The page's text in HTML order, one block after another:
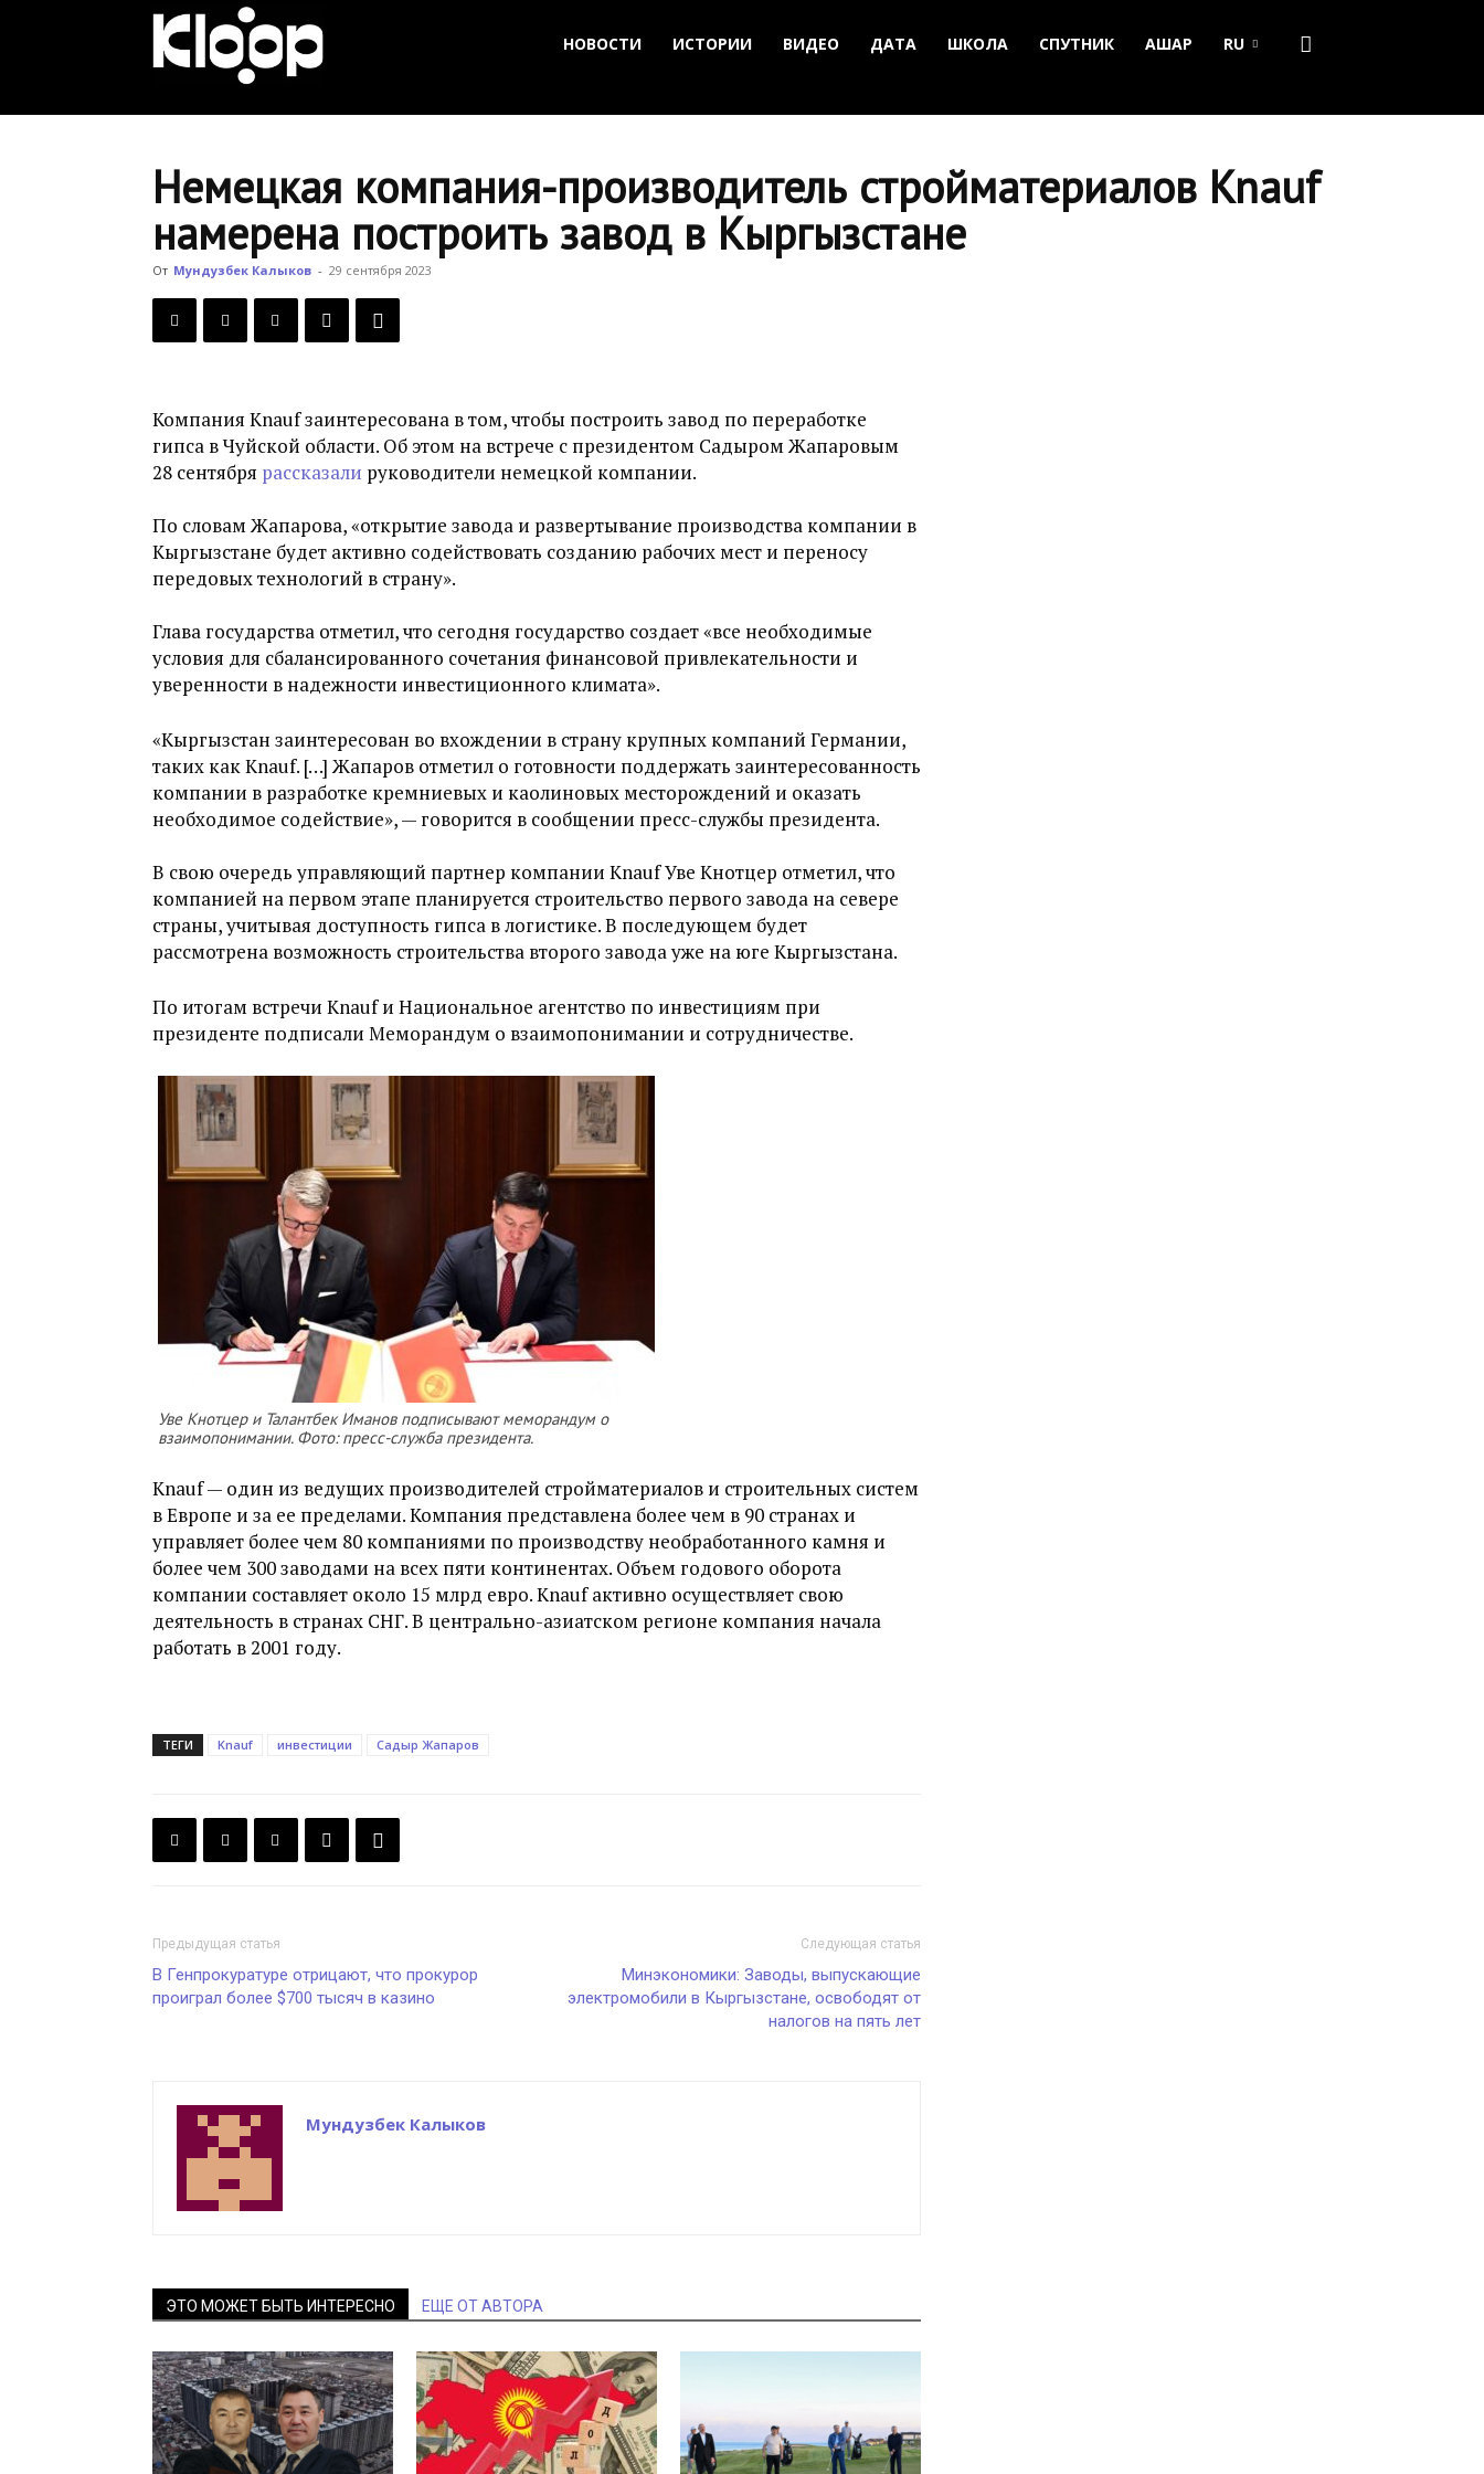
Новости
Кыргызстана
НОВОСТИ ИСТОРИИ ВИДЕО ДАТА ШКОЛА СПУТНИК АШАР RU
Немецкая компания-производитель стройматериалов Knauf
намерена построить завод в Кыргызстане
От Мундузбек Калыков - 29 сентября 2023
Компания Knauf заинтересована в том, чтобы построить завод по переработке
гипса в Чуйской области. Об этом на встрече с президентом Садыром Жапаровым
28 сентября рассказали руководители немецкой компании.
По словам Жапарова, «открытие завода и развертывание производства компании в
Кыргызстане будет активно содействовать созданию рабочих мест и переносу
передовых технологий в страну».
Глава государства отметил, что сегодня государство создает «все необходимые
условия для сбалансированного сочетания финансовой привлекательности и
уверенности в надежности инвестиционного климата».
«Кыргызстан заинтересован во вхождении в страну крупных компаний Германии,
таких как Knauf. […] Жапаров отметил о готовности поддержать заинтересованность
компании в разработке кремниевых и каолиновых месторождений и оказать
необходимое содействие», — говорится в сообщении пресс-службы президента.
В свою очередь управляющий партнер компании Knauf Уве Кнотцер отметил, что
компанией на первом этапе планируется строительство первого завода на севере
страны, учитывая доступность гипса в логистике. В последующем будет
рассмотрена возможность строительства второго завода уже на юге Кыргызстана.
По итогам встречи Knauf и Национальное агентство по инвестициям при
президенте подписали Меморандум о взаимопонимании и сотрудничестве.
Уве Кнотцер и Талантбек Иманов подписывают меморандум о
взаимопонимании. Фото: пресс-служба президента.
Knauf — один из ведущих производителей стройматериалов и строительных систем
в Европе и за ее пределами. Компания представлена более чем в 90 странах и
управляет более чем 80 компаниями по производству необработанного камня и
более чем 300 заводами на всех пяти континентах. Объем годового оборота
компании составляет около 15 млрд евро. Knauf активно осуществляет свою
деятельность в странах СНГ. В центрально-азиатском регионе компания начала
работать в 2001 году.
ТЕГИ Knauf инвестиции Садыр Жапаров
Предыдущая статья
В Генпрокуратуре отрицают, что прокурор
проиграл более $700 тысяч в казино
Следующая статья
Минэкономики: Заводы, выпускающие
электромобили в Кыргызстане, освободят от
налогов на пять лет
Мундузбек Калыков
ЭТО МОЖЕТ БЫТЬ ИНТЕРЕСНО ЕЩЕ ОТ АВТОРА